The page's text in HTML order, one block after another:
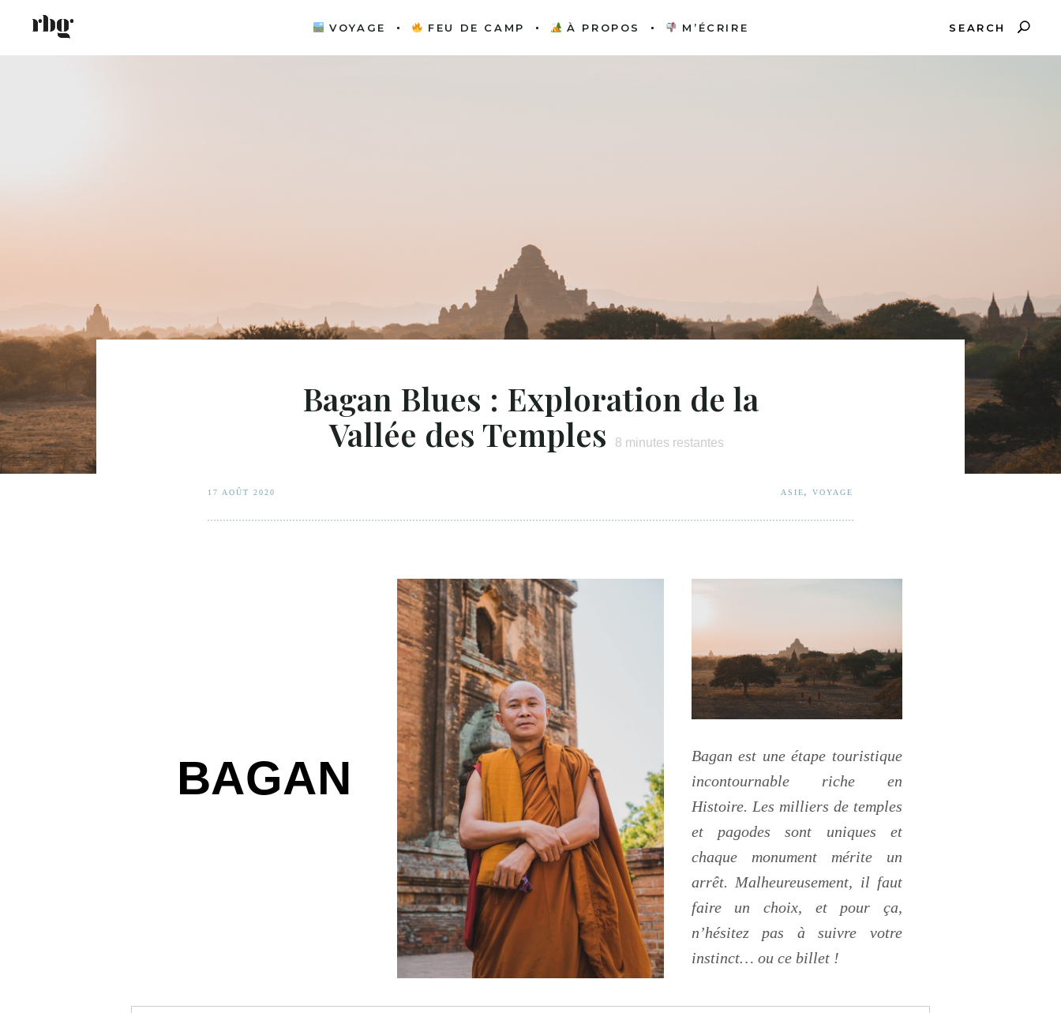
VOYAGE FEU DE CAMP À PROPOS M’ÉCRIRE SEARCH
PAR CONTINENT
GUIDES PRATIQUES
CINÉMASCOPE
ENTRE PARENTHÈSES
QUI SUIS-JE ?
TRAVAILLONS
Bagan Blues : Exploration de la
Vallée des Temples
8 minutes restantes
17 AOÛT 2020 ASIE, VOYAGE
BAGAN
Bagan est une étape touristique
incontournable riche en
Histoire. Les milliers de temples
et pagodes sont uniques et
chaque monument mérite un
arrêt. Malheureusement, il faut
faire un choix, et pour ça,
n’hésitez pas à suivre votre
instinct… ou ce billet !